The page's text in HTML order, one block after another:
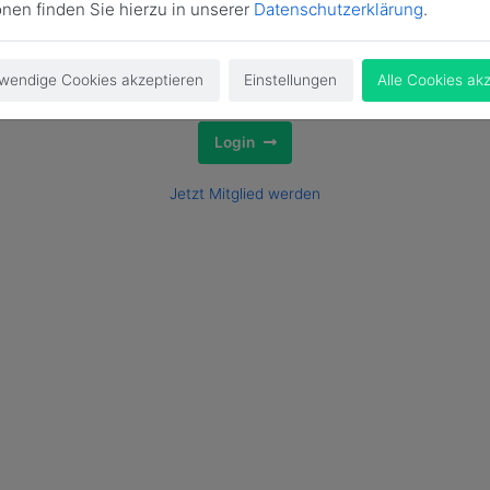
Login
Jetzt Mitglied werden
finden Sie hierzu in unserer Datenschutzerklärung.
Cookies akzeptieren Einstellungen Alle Cookies